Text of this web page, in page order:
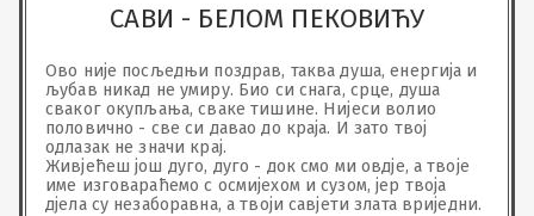
САВИ - БЕЛОМ ПЕКОВИЋУ
Ово није посљедњи поздрав, таква душа, енергија и
љубав никад не умиру. Био си снага, срце, душа
сваког окупљања, сваке тишине. Нијеси волио
половично - све си давао до краја. И зато твој
одлазак не значи крај.
Живјећеш још дуго, дуго - док смо ми овдје, а твоје
име изговараћемо с осмијехом и сузом, јер твоја
дјела су незаборавна, а твоји савјети злата вриједни.